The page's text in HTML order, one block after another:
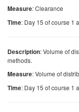
Measure: Clearance
Time: Day 15 of course 1
Description: Volume of
methods.
Measure: Volume of
Time: Day 15 of course 1